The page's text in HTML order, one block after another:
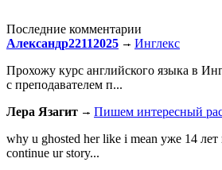
Последние комментарии
Александр22112025
Инглекс
Прохожу курс английского языка в
с преподавателем п...
Лера Язагит
Пишем интересный
why u ghosted her like i mean уже 14
continue ur story...